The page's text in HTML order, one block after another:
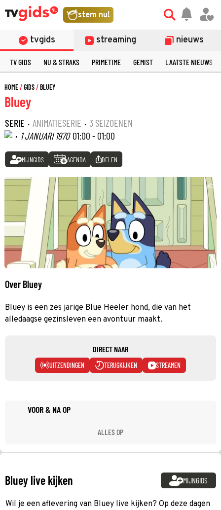
stem nu!
tvgids streaming nieuws
TV GIDS NU & STRAKS PRIMETIME GEMIST LAATSTE NIEUWS
HOME GIDS BLUEY
Bluey
SERIE · ANIMATIESERIE · 3 SEIZOENEN
· 1 JANUARI 1970 01:00 - 01:00
MIJNGIDS AGENDA DELEN
©
Over Bluey
Bluey is een zes jarige Blue Heeler hond, die van het
alledaagse gezinsleven een avontuur maakt.
DIRECT NAAR
UITZENDINGEN TERUGKIJKEN STREAMEN
VOOR & NA OP
ALLES OP
Bluey live kijken MIJNGIDS
Wil je een aflevering van Bluey live kijken? Op deze dagen